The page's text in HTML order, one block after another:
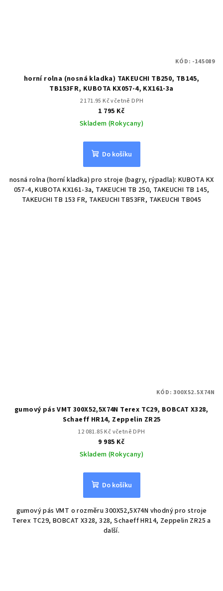
horní rolna (nosná kladka) TAKEUCHI TB250, TB145,
TB153FR, KUBOTA KX057-4, KX161-3a
2 171.95 Kč včetně DPH
1 795 Kč
Skladem (Rokycany)
Do košíku
nosná rolna (horní kladka) pro stroje (bagry, rýpadla): KUBOTA KX
057-4, KUBOTA KX161-3a, TAKEUCHI TB 250, TAKEUCHI TB 145,
TAKEUCHI TB 153 FR, TAKEUCHI TB53FR, TAKEUCHI TB045
KÓD: -145089
gumový pás VMT 300X52,5X74N Terex TC29, BOBCAT X328,
Schaeff HR14, Zeppelin ZR25
12 081.85 Kč včetně DPH
9 985 Kč
Skladem (Rokycany)
Do košíku
gumový pás VMT o rozměru 300X52,5X74N vhodný pro stroje
Terex TC29, BOBCAT X328, 328, Schaeff HR14, Zeppelin ZR25 a
další.
KÓD:300X52.5X74N